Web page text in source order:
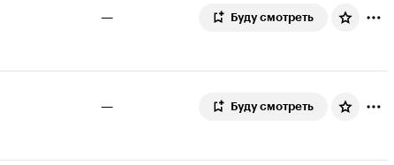
— Буду смотреть
— Буду смотреть